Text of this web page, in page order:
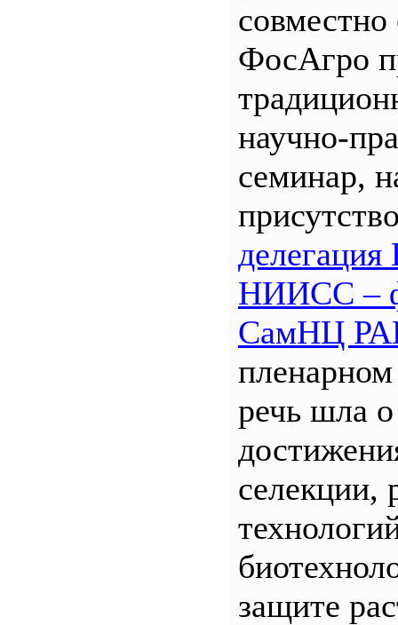
ФосАгро
научно-
семинар,
НИИСС –
СамНЦ
пленарном
речь шла
селекции,
защите